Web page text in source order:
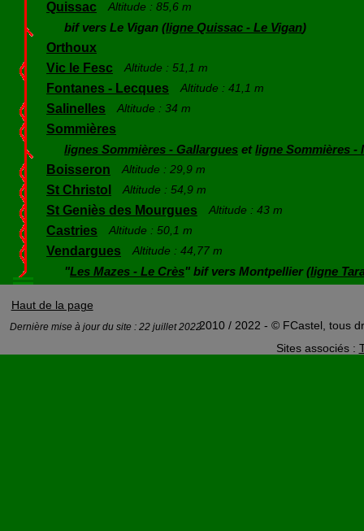
Quissac
Altitude : 85,6 m
bif vers Le Vigan (ligne Quissac - Le Vigan)
Orthoux
Vic le Fesc
Altitude : 51,1 m
Fontanes - Lecques Altitude : 41,1 m
Salinelles Altitude : 34 m
Sommières
lignes Sommières - Gallargues etligne Sommières -
Boisseron
Altitude : 29,9 m
St Christol Altitude : 54,9 m
St Geniès des Mourgues Altitude : 43 m
Castries Altitude : 50,1 m
Vendargues Altitude : 44,77 m
"Les Mazes - Le Crès" bif vers Montpellier (ligne
Haut de la page
Dernière mise à jour du site : 22 juillet 20222010 / 2022 - © FCastel, tous
Sites associés :